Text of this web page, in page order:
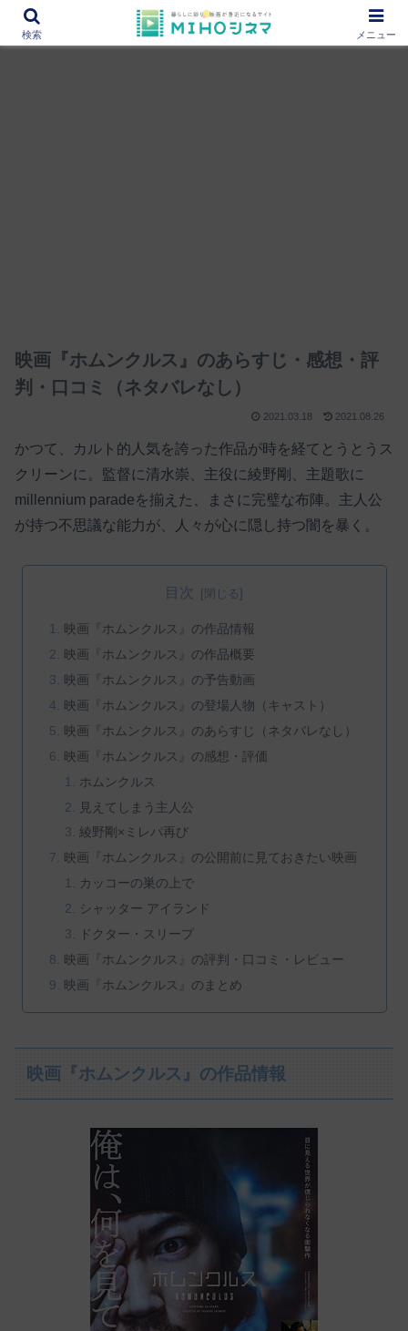
12000作品を紹介！あなたの映画図書館『MIHOシネマ』
映画『ホムンクルス』のあらすじ・感想・評
判・口コミ（ネタバレなし）
2021.03.18 2021.08.26
かつて、カルト的人気を誇った作品が時を経てとうとうス
クリーンに。監督に清水崇、主役に綾野剛、主題歌に
millennium paradeを揃えた、まさに完璧な布陣。主人公
が持つ不思議な能力が、人々が心に隠し持つ闇を暴く。
目次
映画『ホムンクルス』の作品情報
映画『ホムンクルス』の作品概要
映画『ホムンクルス』の予告動画
映画『ホムンクルス』の登場人物（キャスト）
映画『ホムンクルス』のあらすじ（ネタバレなし）
映画『ホムンクルス』の感想・評価
ホムンクルス
見えてしまう主人公
綾野剛×ミレパ再び
映画『ホムンクルス』の公開前に見ておきたい映画
カッコーの巣の上で
シャッター アイランド
ドクター・スリープ
映画『ホムンクルス』の評判・口コミ・レビュー
映画『ホムンクルス』のまとめ
映画『ホムンクルス』の作品情報
検索 メニュー